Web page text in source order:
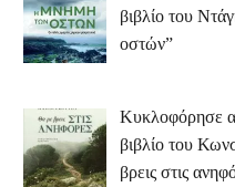
βιβλίο του
οστών”
Κυκλοφόρησε
βιβλίο του
βρεις στις